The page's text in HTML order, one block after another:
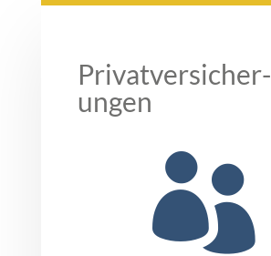
Privat­versicher­
ungen
